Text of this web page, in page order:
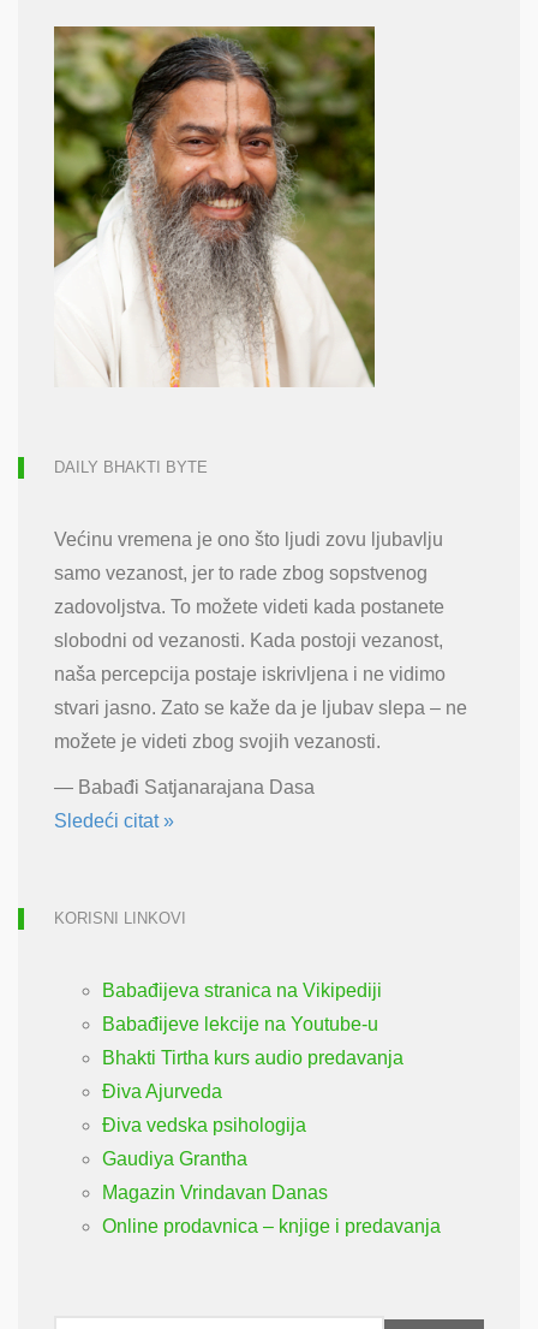
DAILY BHAKTI BYTE
Većinu vremena je ono što ljudi zovu ljubavlju
samo vezanost, jer to rade zbog sopstvenog
zadovoljstva. To možete videti kada postanete
slobodni od vezanosti. Kada postoji vezanost,
naša percepcija postaje iskrivljena i ne vidimo
stvari jasno. Zato se kaže da je ljubav slepa – ne
možete je videti zbog svojih vezanosti.
— Babađi Satjanarajana Dasa
Sledeći citat »
KORISNI LINKOVI
Babađijeva stranica na Vikipediji
Babađijeve lekcije na Youtube-u
Bhakti Tirtha kurs audio predavanja
Điva Ajurveda
Điva vedska psihologija
Gaudiya Grantha
Magazin Vrindavan Danas
Online prodavnica – knjige i predavanja